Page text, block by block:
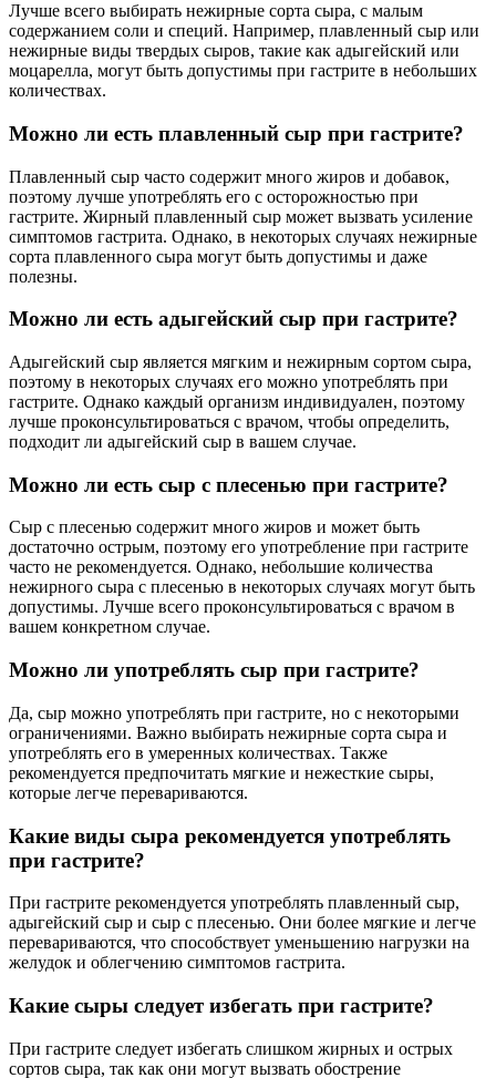
Лучше всего выбирать нежирные сорта сыра, с малым
содержанием соли и специй. Например, плавленный сыр или
нежирные виды твердых сыров, такие как адыгейский или
моцарелла, могут быть допустимы при гастрите в небольших
количествах.
Можно ли есть плавленный сыр при гастрите?
Плавленный сыр часто содержит много жиров и добавок,
поэтому лучше употреблять его с осторожностью при
гастрите. Жирный плавленный сыр может вызвать усиление
симптомов гастрита. Однако, в некоторых случаях нежирные
сорта плавленного сыра могут быть допустимы и даже
полезны.
Можно ли есть адыгейский сыр при гастрите?
Адыгейский сыр является мягким и нежирным сортом сыра,
поэтому в некоторых случаях его можно употреблять при
гастрите. Однако каждый организм индивидуален, поэтому
лучше проконсультироваться с врачом, чтобы определить,
подходит ли адыгейский сыр в вашем случае.
Можно ли есть сыр с плесенью при гастрите?
Сыр с плесенью содержит много жиров и может быть
достаточно острым, поэтому его употребление при гастрите
часто не рекомендуется. Однако, небольшие количества
нежирного сыра с плесенью в некоторых случаях могут быть
допустимы. Лучше всего проконсультироваться с врачом в
вашем конкретном случае.
Можно ли употреблять сыр при гастрите?
Да, сыр можно употреблять при гастрите, но с некоторыми
ограничениями. Важно выбирать нежирные сорта сыра и
употреблять его в умеренных количествах. Также
рекомендуется предпочитать мягкие и нежесткие сыры,
которые легче перевариваются.
Какие виды сыра рекомендуется употреблять
при гастрите?
При гастрите рекомендуется употреблять плавленный сыр,
адыгейский сыр и сыр с плесенью. Они более мягкие и легче
перевариваются, что способствует уменьшению нагрузки на
желудок и облегчению симптомов гастрита.
Какие сыры следует избегать при гастрите?
При гастрите следует избегать слишком жирных и острых
сортов сыра, так как они могут вызвать обострение